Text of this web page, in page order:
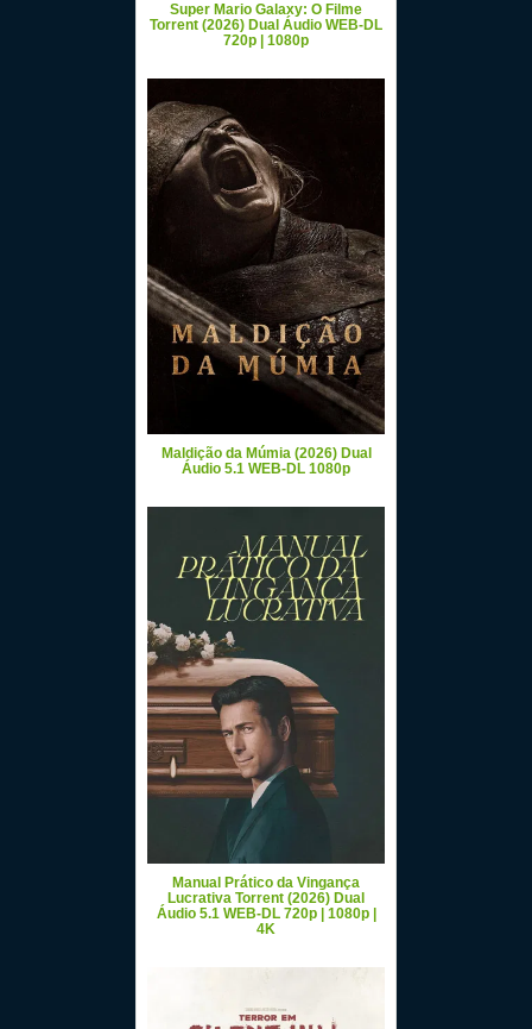
Super Mario Galaxy: O Filme
Torrent (2026) Dual Áudio WEB-DL
720p | 1080p
Maldição da Múmia (2026) Dual
Áudio 5.1 WEB-DL 1080p
Manual Prático da Vingança
Lucrativa Torrent (2026) Dual
Áudio 5.1 WEB-DL 720p | 1080p |
4K